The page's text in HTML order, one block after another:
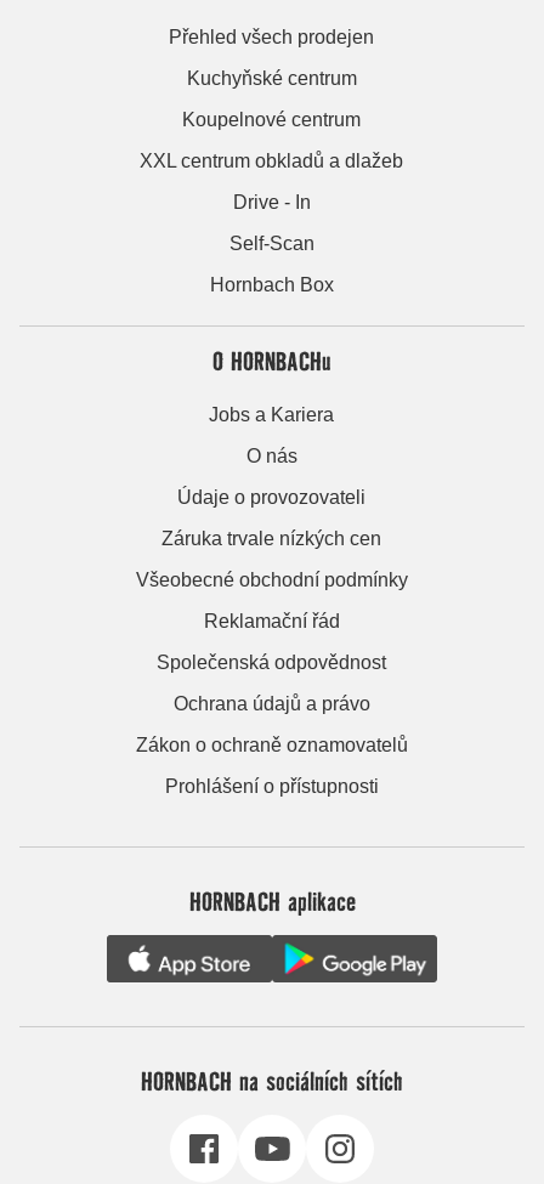
Přehled všech prodejen
Kuchyňské centrum
Koupelnové centrum
XXL centrum obkladů a dlažeb
Drive - In
Self-Scan
Hornbach Box
O HORNBACHu
Jobs a Kariera
O nás
Údaje o provozovateli
Záruka trvale nízkých cen
Všeobecné obchodní podmínky
Reklamační řád
Společenská odpovědnost
Ochrana údajů a právo
Zákon o ochraně oznamovatelů
Prohlášení o přístupnosti
HORNBACH aplikace
HORNBACH na sociálních sítích